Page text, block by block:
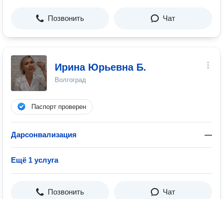
Позвонить Чат
Ирина Юрьевна Б.
Волгоград
Паспорт проверен
Дарсонвализация —
Ещё 1 услуга
Позвонить Чат